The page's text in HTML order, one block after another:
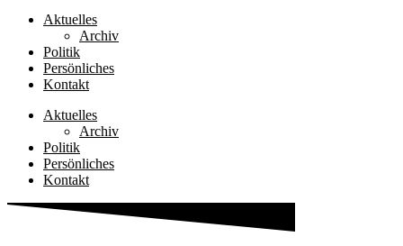
Aktuelles
Archiv
Politik
Persönliches
Kontakt
Aktuelles
Archiv
Politik
Persönliches
Kontakt